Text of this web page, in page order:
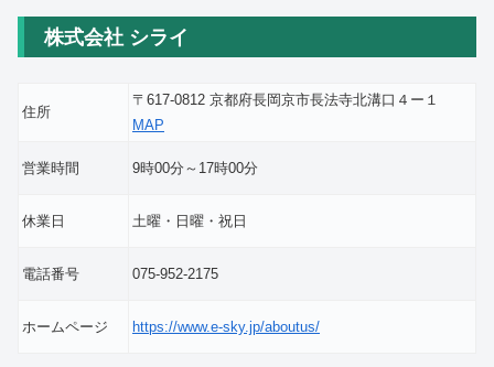
株式会社 シライ
住所
〒617-0812 京都府長岡京市長法寺北溝口４ー１
MAP
営業時間 9時00分～17時00分
休業日 土曜・日曜・祝日
電話番号 075-952-2175
ホームページ https://www.e-sky.jp/aboutus/